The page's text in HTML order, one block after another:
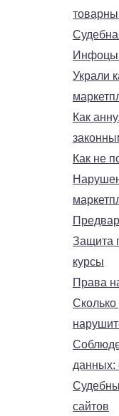
Украли
Как
Как не
Защита
курсы
Права
Сколько
данных:
сайтов